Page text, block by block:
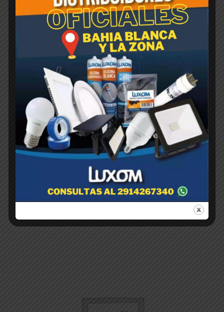
JARDINERA -Beruplast Color-
35 cm